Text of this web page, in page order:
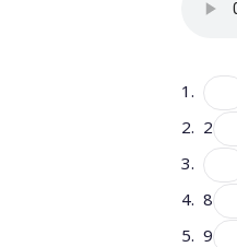
1.
2. 2
3.
4. 8
5. 9